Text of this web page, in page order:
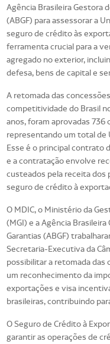
Agência Brasileira Gestora
(ABGF) para assessorar a
seguro de crédito às
ferramenta crucial para a
agregado no exterior,
defesa, bens de capital e
A retomada das
competitividade do Brasil
anos, foram aprovadas
representando um total de
Esse é o principal contrato
e a contratação envolve
custeados pela receita dos
seguro de crédito à
O MDIC, o Ministério da
(MGI) e a Agência
Garantias (ABGF)
Secretaria-Executiva da
possibilitar a retomada das
um reconhecimento da
exportações e visa
brasileiras, contribuindo
O Seguro de Crédito à
garantir as operações de